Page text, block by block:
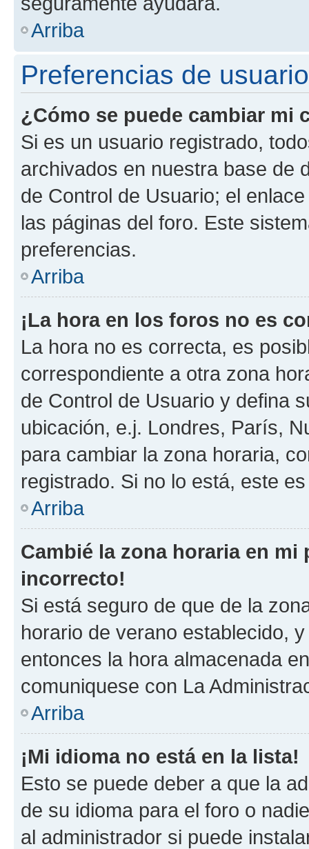
Arriba
Preferencias de
¿Cómo se puede cambiar mi
Si es un usuario registrado,
archivados en nuestra base de
de Control de Usuario; el
las páginas del foro. Este
preferencias.
Arriba
¡La hora en los foros no es
La hora no es correcta, es
correspondiente a otra zona
de Control de Usuario y defina
ubicación, e.j. Londres, París,
para cambiar la zona horaria,
registrado. Si no lo está, este
Arriba
Cambié la zona horaria en
incorrecto!
Si está seguro de que de la
horario de verano establecido,
entonces la hora almacenada
comuniquese con La
Arriba
¡Mi idioma no está en la lista!
Esto se puede deber a que la
de su idioma para el foro o
al administrador si puede